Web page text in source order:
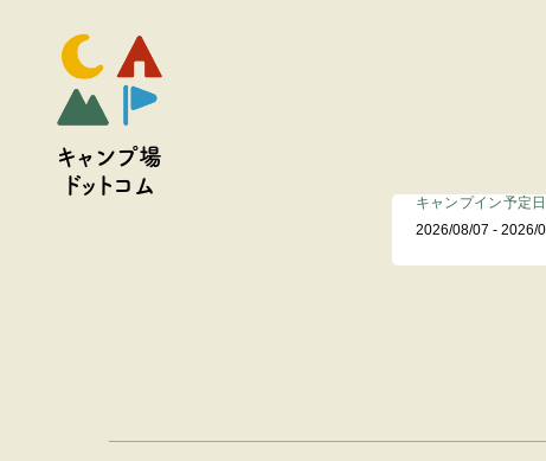
キャンプ場
ドットコム
キャンプイン予定日